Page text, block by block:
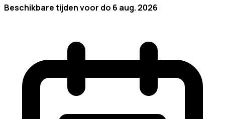
Beschikbare tijden voor do 6 aug. 2026